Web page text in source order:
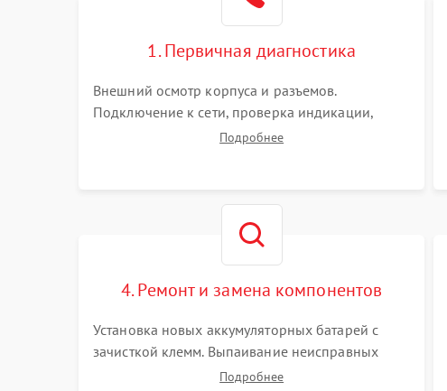
1. Первичная диагностика
Внешний осмотр корпуса и разъемов.
Подключение к сети, проверка индикации,
звуковых сигналов и кодов ошибок. Измерение
Подробнее
4. Ремонт и замена компонентов
Установка новых аккумуляторных батарей с
зачисткой клемм. Выпаивание неисправных
элементов инвертора или цепи зарядки и
Подробнее